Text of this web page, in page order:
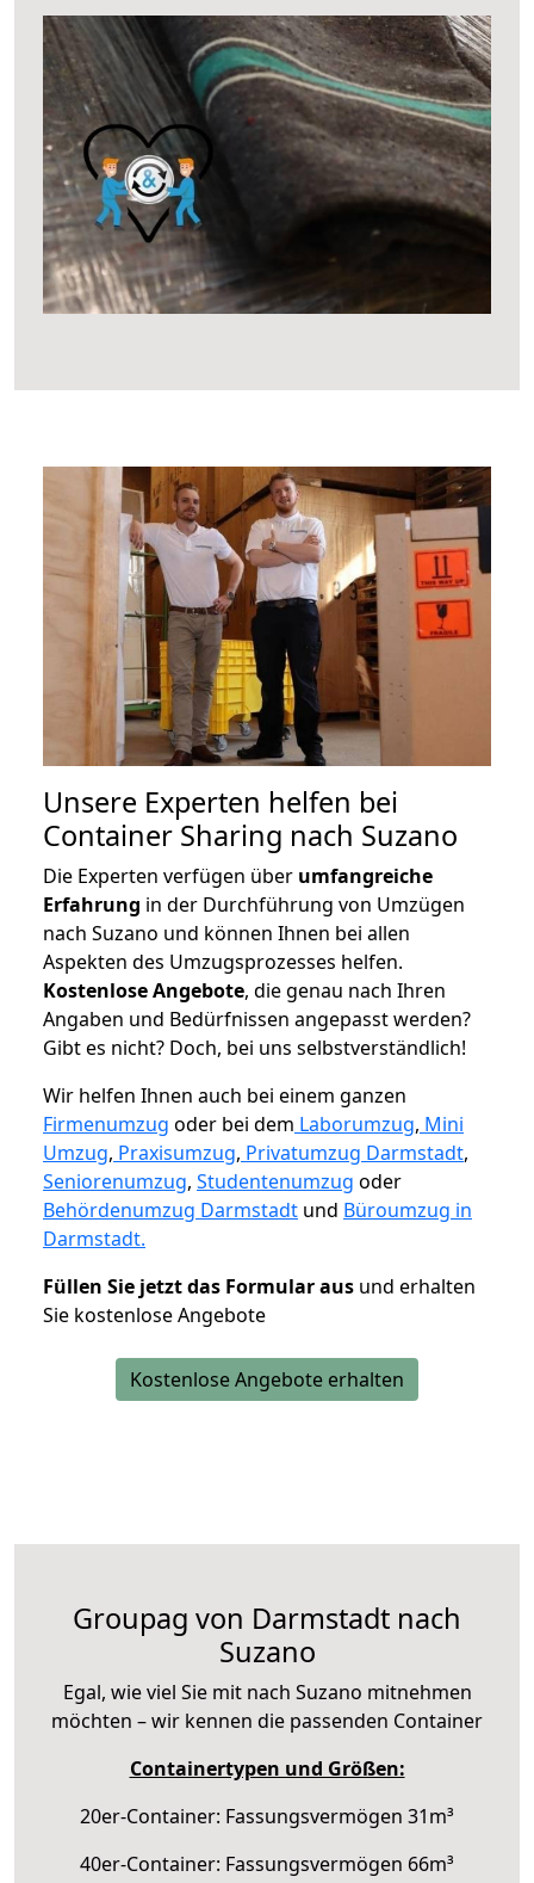
Unsere Experten helfen bei
Container Sharing nach Suzano
Die Experten verfügen über umfangreiche
Erfahrung in der Durchführung von Umzügen
nach Suzano und können Ihnen bei allen
Aspekten des Umzugsprozesses helfen.
Kostenlose Angebote, die genau nach Ihren
Angaben und Bedürfnissen angepasst werden?
Gibt es nicht? Doch, bei uns selbstverständlich!
Wir helfen Ihnen auch bei einem ganzen
Firmenumzug oder bei dem Laborumzug, Mini
Umzug, Praxisumzug, Privatumzug Darmstadt,
Seniorenumzug, Studentenumzug oder
Behördenumzug Darmstadt und Büroumzug in
Darmstadt.
Füllen Sie jetzt das Formular aus und erhalten
Sie kostenlose Angebote
Kostenlose Angebote erhalten
Groupag von Darmstadt nach
Suzano
Egal, wie viel Sie mit nach Suzano mitnehmen
möchten – wir kennen die passenden Container
Containertypen und Größen:
20er-Container: Fassungsvermögen 31m³
40er-Container: Fassungsvermögen 66m³